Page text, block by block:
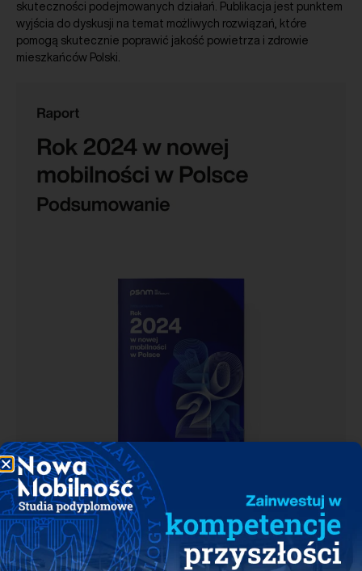
skuteczności podejmowanych działań. Publikacja jest punktem
wyjścia do dyskusji na temat możliwych rozwiązań, które
pomogą skutecznie poprawić jakość powietrza i zdrowie
mieszkańców Polski.